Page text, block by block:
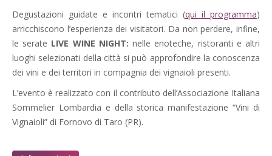
Degustazioni guidate e incontri tematici (qui il programma)
arricchiscono l’esperienza dei visitatori. Da non perdere, infine,
le serate LIVE WINE NIGHT:nelle enoteche, ristoranti e altri
luoghi selezionati della città si può approfondire la conoscenza
dei vini e dei territori in compagnia dei vignaioli presenti.
L’evento è realizzato con il contributo dell’Associazione Italiana
Sommelier Lombardia e della storica manifestazione “Vini di
Vignaioli” di Fornovo di Taro (PR).